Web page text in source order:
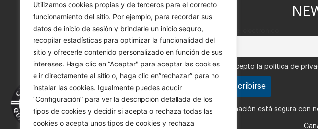
Utilizamos cookies propias y de terceros para el correcto
funcionamiento del sitio. Por ejemplo, para recordar sus
datos de inicio de sesión y brindarle un inicio seguro,
recopilar estadísticas para optimizar la funcionalidad del
sitio y ofrecerle contenido personalizado en función de sus
intereses. Haga clic en “Aceptar" para aceptar las cookies
e ir directamente al sitio o, haga clic en”rechazar” para no
instalar las cookies. Igualmente puedes acudir
“Configuración” para ver la descripción detallada de los
tipos de cookies y decidir si acepta o rechaza todas las
cookies o acepta unos tipos de cookies y rechaza
Acepto la política de
Tu información está segura con